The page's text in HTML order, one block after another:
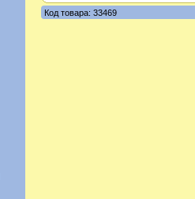
Код товара: 33469